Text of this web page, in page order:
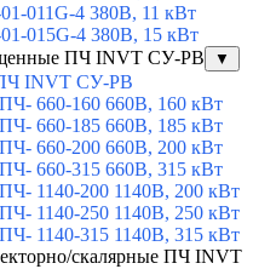
011G-4 380В, 11 кВт
015G-4 380В, 15 кВт
ПЧ INVT СУ-РВ
▼
INVT СУ-РВ
660-160 660В, 160 кВт
660-185 660В, 185 кВт
660-200 660В, 200 кВт
660-315 660В, 315 кВт
1140-200 1140В, 200 кВт
1140-250 1140В, 250 кВт
1140-315 1140В, 315 кВт
скалярные ПЧ INVT